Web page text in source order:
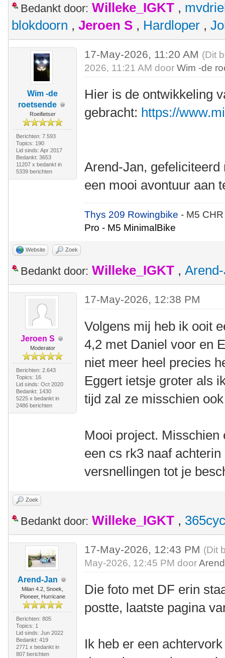
Bedankt door: Willeke_IGKT ,
blokdoorn , Jeroen S , Hardloper ,
Wim -de
roetsende
Roeifietser
Berichten: 7.593
Topics: 190
Lid sinds: Apr 2017
Bedankt: 3653
11207 x bedankt in
5339 berichten
17-May-2026, 11:20 AM (Dit
2026, 11:21 AM doorWim -de
Hier is de ontwikkeling
gebracht: https://
Arend-Jan,
een mooi avontuur aan
Thys 209 Rowingbike- M5
Pro - M5 MinimalBike
Website Zoek
Bedankt door: Willeke_IGKT ,
Jeroen S
Moderator
Berichten: 2.643
Topics: 16
Lid sinds: Oct 2020
Bedankt: 1430
5225 x bedankt in
2486 berichten
17-May-2026, 12:38 PM
Volgens mij heb ik ooit
4,2 met Daniel voor en
niet meer heel precies
Eggert ietsje groter als
tijd zal ze misschien
Mooi project.
een cs rk3 naaf
versnellingen tot je
Zoek
Bedankt door: Willeke_IGKT ,
Arend-Jan
Milan 4.2, Snoek,
Pioneer, Hurricane
Berichten: 805
Topics: 1
Lid sinds: Jun 2022
Bedankt: 419
2771 x bedankt in
807 berichten
17-May-2026, 12:43 PM (Dit
May-2026, 12:45 PM door
Die foto met DF erin
postte, laatste pagina
Ik heb er een